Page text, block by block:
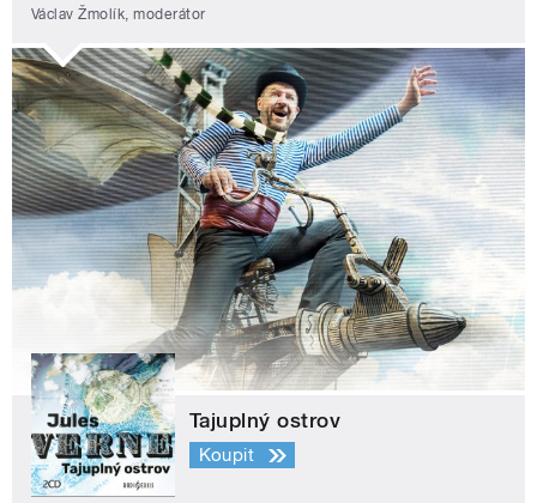
Václav Žmolík, moderátor
Tajuplný ostrov
Koupit